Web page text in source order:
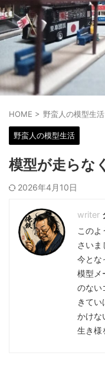
HOME > 野蛮人の模型生活
野蛮人の模型生活
模型が走らな
2026年4月10日
この
さいま
今とな
模型メ
のない
きてい
かけな
生き様